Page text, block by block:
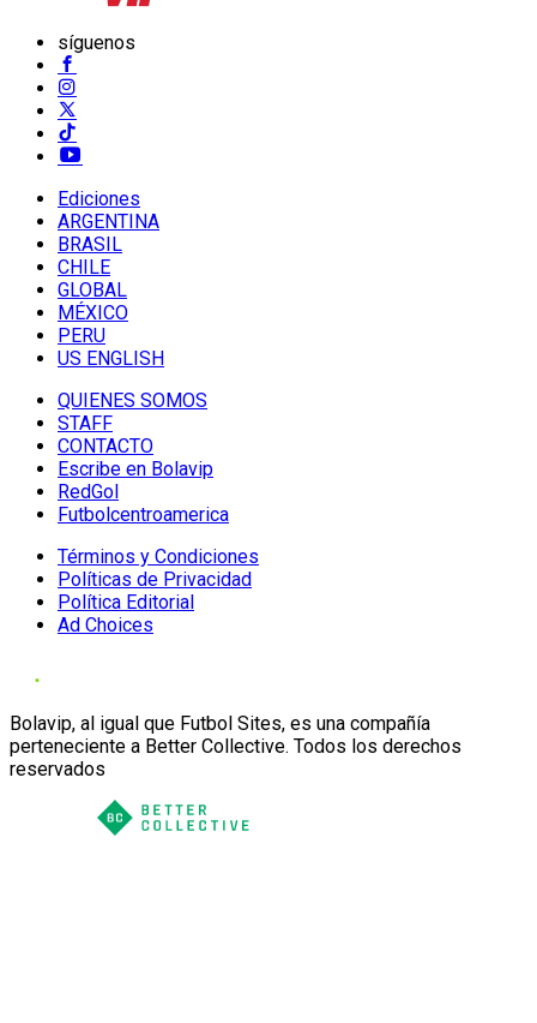
síguenos
Ediciones
ARGENTINA
BRASIL
CHILE
GLOBAL
MÉXICO
PERU
US ENGLISH
QUIENES SOMOS
STAFF
CONTACTO
Escribe en Bolavip
RedGol
Futbolcentroamerica
Términos y Condiciones
Políticas de Privacidad
Política Editorial
Ad Choices
Bolavip, al igual que Futbol Sites, es una compañía
perteneciente a Better Collective. Todos los derechos
reservados